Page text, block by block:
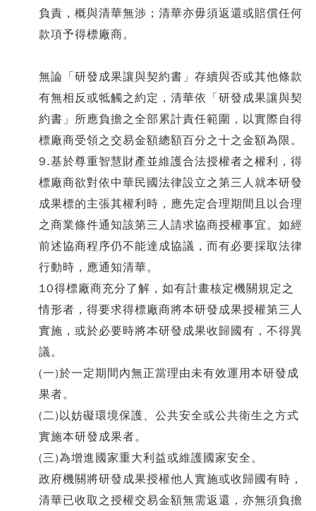
負責，概與清華無涉；清華亦毋須返還或賠償任何
款項予得標廠商。
無論「研發成果讓與契約書」存續與否或其他條款
有無相反或牴觸之約定，清華依「研發成果讓與契
約書」所應負擔之全部累計責任範圍，以實際自得
標廠商受領之交易金額總額百分之十之金額為限。
9.基於尊重智慧財產並維護合法授權者之權利，得
標廠商欲對依中華民國法律設立之第三人就本研發
成果標的主張其權利時，應先定合理期間且以合理
之商業條件通知該第三人請求協商授權事宜。如經
前述協商程序仍不能達成協議，而有必要採取法律
行動時，應通知清華。
10得標廠商充分了解，如有計畫核定機關規定之
情形者，得要求得標廠商將本研發成果授權第三人
實施，或於必要時將本研發成果收歸國有，不得異
議。
(一)於一定期間內無正當理由未有效運用本研發成
果者。
(二)以妨礙環境保護、公共安全或公共衛生之方式
實施本研發成果者。
(三)為增進國家重大利益或維護國家安全。
政府機關將研發成果授權他人實施或收歸國有時，
清華已收取之授權交易金額無需返還，亦無須負擔